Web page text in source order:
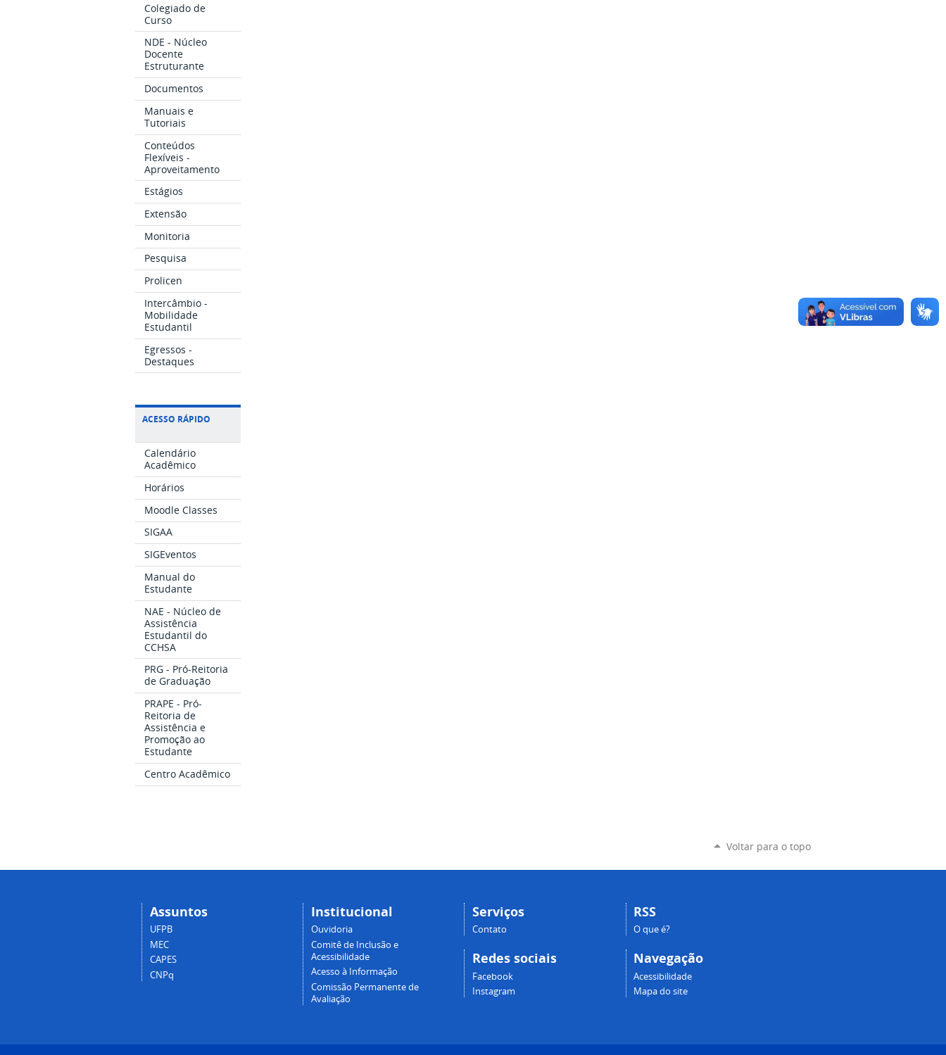
Colegiado de
Curso
NDE - Núcleo
Docente
Estruturante
Documentos
Manuais e
Tutoriais
Conteúdos
Flexíveis -
Aproveitamento
Estágios
Extensão
Monitoria
Pesquisa
Prolicen
Intercâmbio -
Mobilidade
Estudantil
Egressos -
Destaques
ACESSO RÁPIDO
Calendário
Acadêmico
Horários
Moodle Classes
SIGAA
SIGEventos
Manual do
Estudante
NAE - Núcleo de
Assistência
Estudantil do
CCHSA
PRG - Pró-Reitoria
de Graduação
PRAPE - Pró-
Reitoria de
Assistência e
Promoção ao
Estudante
Centro Acadêmico
Voltar para o topo
Assuntos
UFPB
MEC
CAPES
CNPq
Institucional
Ouvidoria
Comitê de Inclusão e
Acessibilidade
Acesso à Informação
Comissão Permanente de
Avaliação
Serviços
Contato
Redes sociais
Facebook
Instagram
RSS
O que é?
Navegação
Acessibilidade
Mapa do site